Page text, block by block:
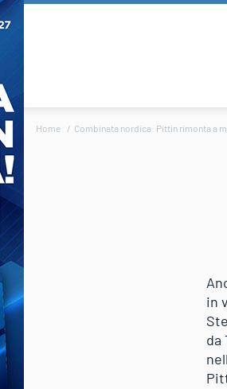
Home Combinata nordica: Pittin rimonta a
in
da